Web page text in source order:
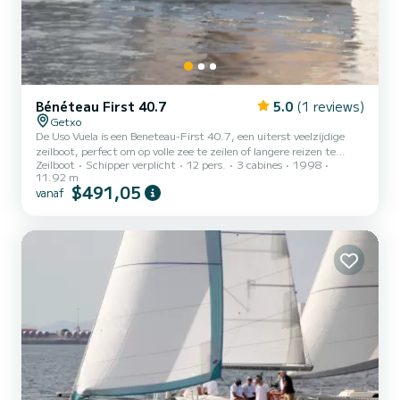
Bénéteau First 40.7 5.0 (1 reviews)
Getxo
De Uso Vuela is een Beneteau-First 40.7, een uiterst veelzijdige
zeilboot, perfect om op volle zee te zeilen of langere reizen te
maken. De First 40.7 heeft drie hutten, allemaal met hangende
kluisjes en voldoende planken. De voorkajuit heeft een eigen ingang
en wordt geventileerd met een groot luik. Ook de twee
zijplanken geplaatst kunnen worden. Het slaapgedeelte is
Zeilboot Schipper verplicht 12 pers. 3 cabines
1998
11.92 m
vanaf $491,05